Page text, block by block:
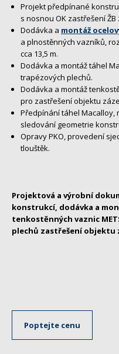
Projekt předpínané
s nosnou OK zastřešení
Dodávka a montáž
a plnostěnných vazníků,
cca 13,5 m.
Dodávka a montáž táhel
trapézových plechů.
Dodávka a montáž
pro zastřešení objektu
Předpínání táhel Macalloy,
sledování geometrie
Opravy PKO, provedení
tlouštěk.
Projektová a výrobní
konstrukcí, dodávka a
tenkostěnných vaznic
plechů zastřešení objektu
Poptejte cenu